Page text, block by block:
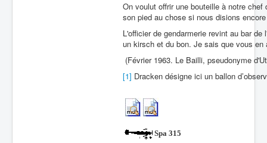
On voulut offrir une bouteille à notre
son pied au chose si nous disions
L'officier de gendarmerie revint au bar
un kirsch et du bon. Je sais que vous en
(Février 1963. Le Bailli, pseudonyme
[1] Dracken désigne ici un ballon
Spa 315